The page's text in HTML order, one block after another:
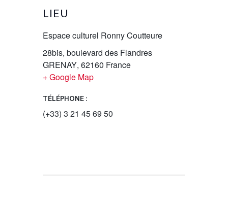
LIEU
Espace culturel Ronny Coutteure
28bis, boulevard des Flandres
GRENAY, 62160 France
+ Google Map
TÉLÉPHONE :
(+33) 3 21 45 69 50